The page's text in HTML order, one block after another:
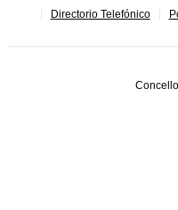
Directorio Telefónico